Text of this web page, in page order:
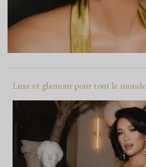
Luxe et glamour pour tout le monde